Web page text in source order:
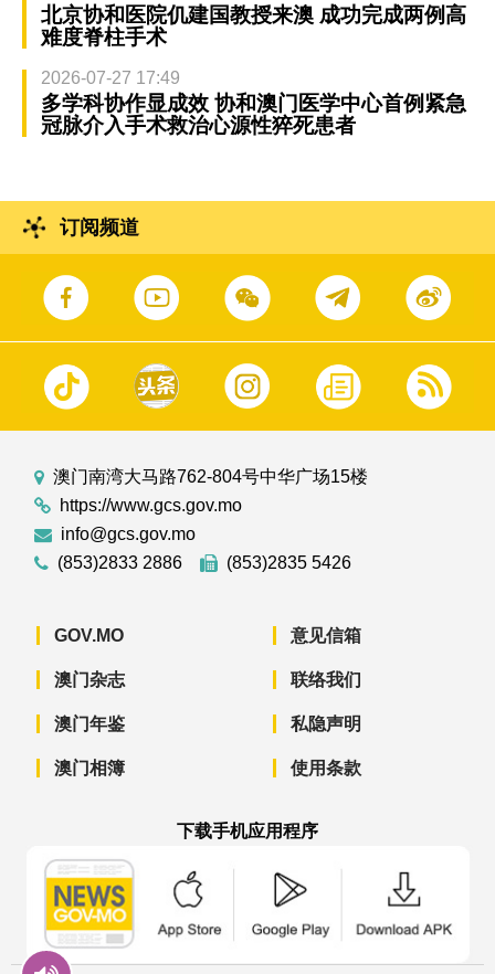
北京协和医院仉建国教授来澳 成功完成两例高
难度脊柱手术
2026-07-27 17:49
多学科协作显成效 协和澳门医学中心首例紧急
冠脉介入手术救治心源性猝死患者
订阅频道
澳门南湾大马路762-804号中华广场15楼
https://www.gcs.gov.mo
info@gcs.gov.mo
(853)2833 2886
(853)2835 5426
GOV.MO
澳门杂志
澳门年鉴
澳门相簿
意见信箱
联络我们
私隐声明
使用条款
下载手机应用程序